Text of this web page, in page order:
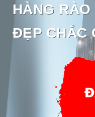
HÀNG
ĐẸP CHẮC